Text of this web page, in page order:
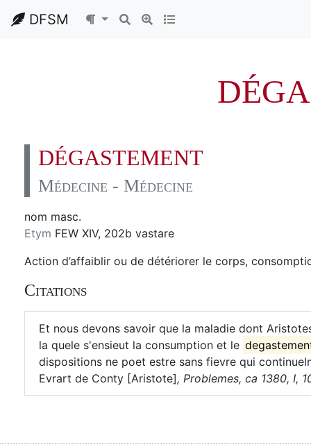
DFSM
DÉGASTEMENT
Médecine - Médecine
nom masc.
Etym FEW XIV, 202b vastare
Action d’affaiblir ou de détériorer le corps,
Citations
Et nous devons savoir que la maladie dont
la quele s'ensieut la consumption et le
dispositions ne poet estre sans fievre qui
Evrart de Conty [Aristote], Problemes, ca 1380, I,